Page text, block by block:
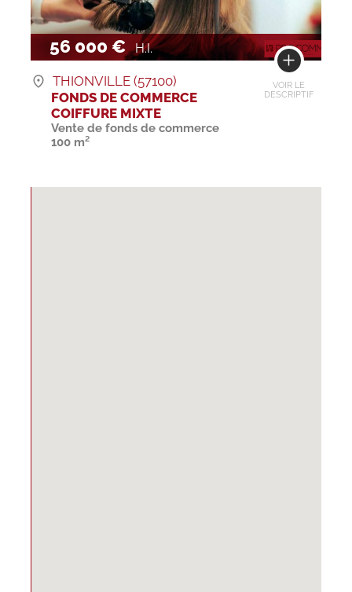
56 000 € H.I.
VOIR LE
DESCRIPTIF
THIONVILLE (57100)
FONDS DE COMMERCE
COIFFURE MIXTE
Vente de fonds de commerce
100 m²